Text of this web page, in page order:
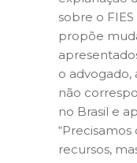
sobre o
propõe
o advogado,
não
no Brasil e
recursos,